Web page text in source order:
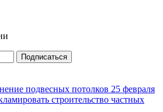
Подписаться
подвесных потолков 25 февраля
строительство частных